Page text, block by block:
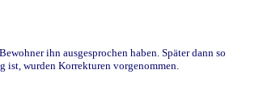
ihn ausgesprochen haben. Später dann so
ist, wurden Korrekturen vorgenommen.